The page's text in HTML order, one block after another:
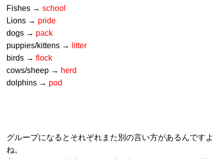
Fishes → school
Lions → pride
dogs → pack
puppies/kittens →
litter
birds → flock
cows/sheep → herd
dolphins → pod
グループになるとそれぞれまた別の言い方があるんですよ
ね。